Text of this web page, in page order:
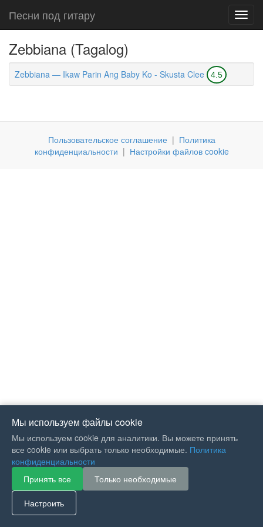
Песни под гитару
Zebbiana (Tagalog)
Zebbiana — Ikaw Parin Ang Baby Ko - Skusta Clee 4.5
Пользовательское соглашение | Политика
конфиденциальности | Настройки файлов cookie
Мы используем файлы cookie
Мы используем cookie для аналитики. Вы можете принять
все cookie или выбрать только необходимые. Политика
конфиденциальности
Принять все
Только необходимые
Настроить
If you like Guitar Songs, you
can buy me a coffee :)